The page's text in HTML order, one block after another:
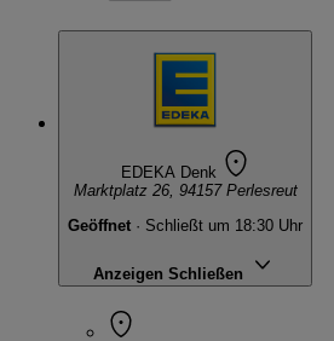
EDEKA Denk
Marktplatz 26, 94157 Perlesreut
Geöffnet · Schließt um 18:30 Uhr
Anzeigen Schließen